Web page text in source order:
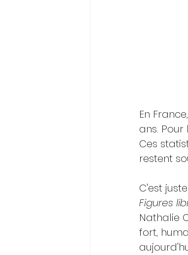
En
ans.
Ces
restent
C'est
Figures
Nathalie
fort,